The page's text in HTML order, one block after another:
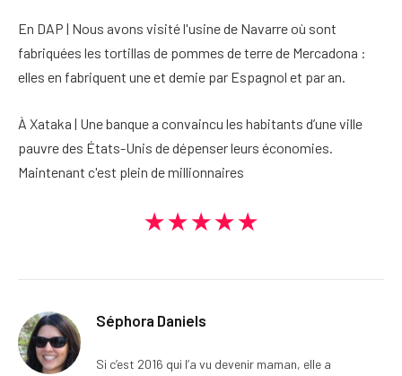
En DAP | Nous avons visité l'usine de Navarre où sont
fabriquées les tortillas de pommes de terre de Mercadona :
elles en fabriquent une et demie par Espagnol et par an.
À Xataka | Une banque a convaincu les habitants d’une ville
pauvre des États-Unis de dépenser leurs économies.
Maintenant c'est plein de millionnaires
★★★★★
Séphora Daniels
Si c’est 2016 qui l’a vu devenir maman, elle a